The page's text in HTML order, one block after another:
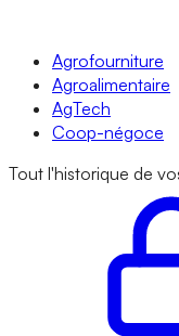
Agrofourniture
Agroalimentaire
AgTech
Coop-négoce
Tout l'historique de